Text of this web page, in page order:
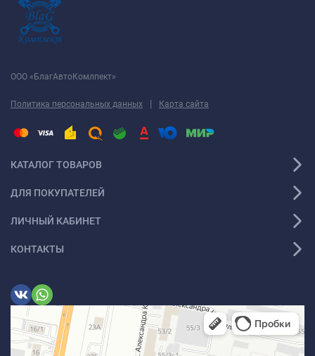
ООО «БлагАвтоКомлпект»
Политика персональных данных | Карта сайта
КАТАЛОГ ТОВАРОВ
ДЛЯ ПОКУПАТЕЛЕЙ
ЛИЧНЫЙ КАБИНЕТ
КОНТАКТЫ